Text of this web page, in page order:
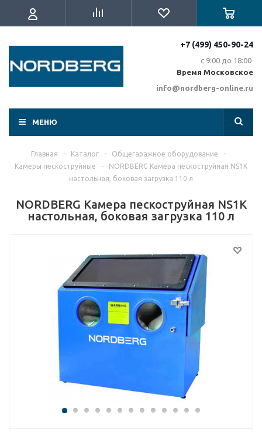
+7 (499) 450-90-24
с 9:00 до 18:00
Время Московское
info@nordberg-online.ru
МЕНЮ
Главная - Каталог - Общегаражное оборудование
-
Камеры пескоcтруйные
-
NORDBERG Камера пескоструйная NS1K
настольная, боковая загрузка 110 л
NORDBERG Камера пескоструйная NS1K
настольная, боковая загрузка 110 л